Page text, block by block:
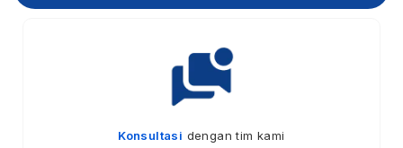
Konsultasi dengan tim kami